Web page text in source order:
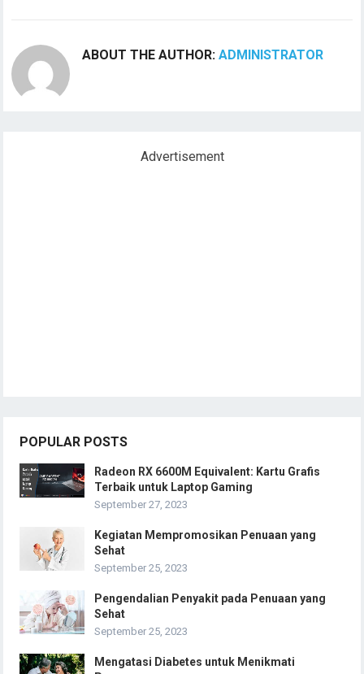
ABOUT THE AUTHOR:ADMINISTRATOR
Advertisement
POPULAR POSTS
Radeon RX 6600M Equivalent: Kartu Grafis
Terbaik untuk Laptop Gaming
September 27, 2023
Kegiatan Mempromosikan Penuaan yang
Sehat
September 25, 2023
Pengendalian Penyakit pada Penuaan yang
Sehat
September 25, 2023
Mengatasi Diabetes untuk Menikmati